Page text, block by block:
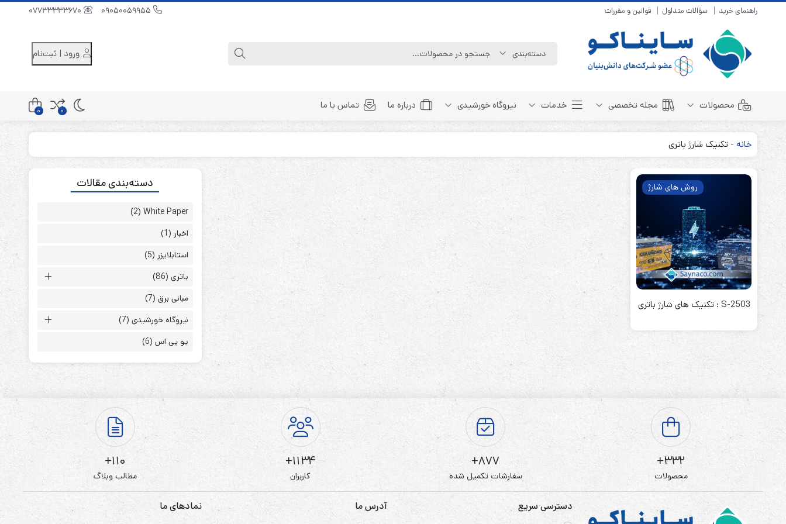
راهنمای خرید سؤالات متداول قوانین و مقررات
ورود | ثبت‌نام
محصولات
باتری سیلد لید اسید
باتری لیتیوم
باتری نیکل کادمیوم
باتری نیکل متال هیدرید
باتری آلکالاین
Line Interactive (Simulated Sine Wave)
Line Interactive (Pure Sine Wave)
Double Conversion (1:1)
Double Convertion (3:1)
Double Conversion (3:3)
کابینت باتری 48 ولت
کابینت باتری 96 ولت
کابینت باتری 240 ولت
سلاموند
موریسل
کینگ بت
یونیتکس پاور
STB
Prince
سروو موتوری
ZTY
ابزارهای مدیریت یوپی‌اس
تابلوی بای پس
ترانس ایزوله
مجله تخصصی
مبانی باتری
انواع باتری
تست و کنترل
طول عمر باتری
باتری هوشمند
بسته بندی و ایمنی
روش های شارژ
روش های تخلیه
خدمات نیروگاه خورشیدی درباره ما تماس با ما
0
0
خانه - تکنیک شارژ باتری
روش های شارژ
S-2503 : تکنیک های شارژ باتری
دسته‌بندی مقالات
White Paper
(2)
اخبار (1)
استابلایزر (5)
باتری(86)
مبانی برق(7)
نیروگاه خورشیدی(7)
یو پی اس(6)
332+
محصولات
877+
سفارشات تکمیل شده
1134+
کاربران
110+
مطالب وبلاگ
دسترسی سریع آدرس ما نمادهای ما